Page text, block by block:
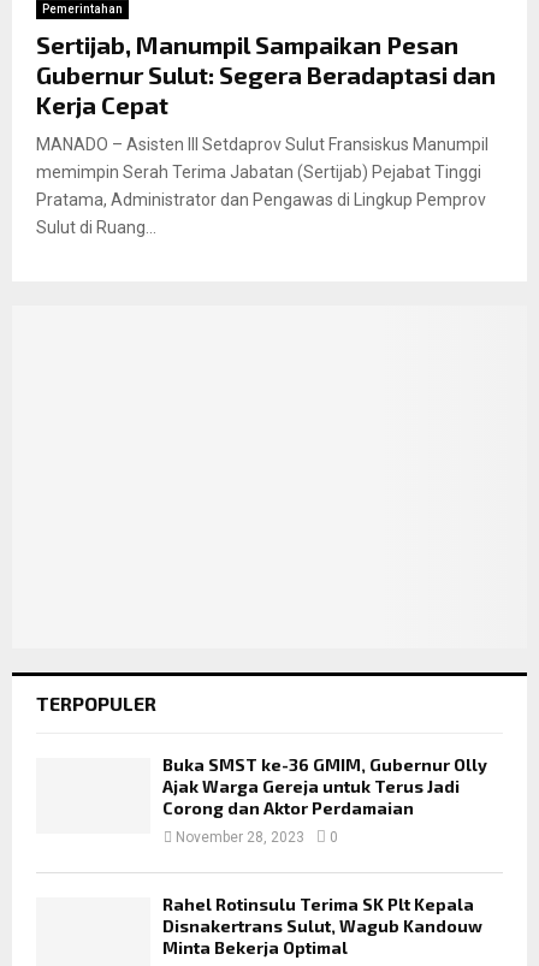
Pemerintahan
Sertijab, Manumpil Sampaikan Pesan
Gubernur Sulut: Segera Beradaptasi dan
Kerja Cepat
MANADO – Asisten III Setdaprov Sulut Fransiskus Manumpil
memimpin Serah Terima Jabatan (Sertijab) Pejabat Tinggi
Pratama, Administrator dan Pengawas di Lingkup Pemprov
Sulut di Ruang...
TERPOPULER
Buka SMST ke-36 GMIM, Gubernur Olly
Ajak Warga Gereja untuk Terus Jadi
Corong dan Aktor Perdamaian
November 28, 2023 0
Rahel Rotinsulu Terima SK Plt Kepala
Disnakertrans Sulut, Wagub Kandouw
Minta Bekerja Optimal